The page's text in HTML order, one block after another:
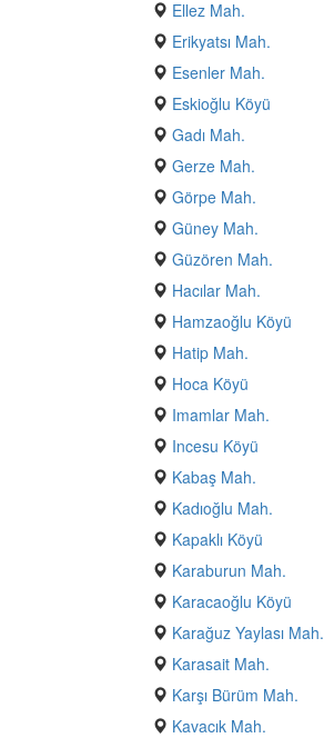
Ellez Mah.
Erikyatsı Mah.
Esenler Mah.
Eskioğlu Köyü
Gadı Mah.
Gerze Mah.
Görpe Mah.
Güney Mah.
Güzören Mah.
Hacılar Mah.
Hamzaoğlu Köyü
Hatip Mah.
Hoca Köyü
Imamlar Mah.
Incesu Köyü
Kabaş Mah.
Kadıoğlu Mah.
Kapaklı Köyü
Karaburun Mah.
Karacaoğlu Köyü
Karağuz Yaylası Mah.
Karasait Mah.
Karşı Bürüm Mah.
Kavacık Mah.